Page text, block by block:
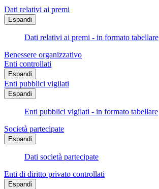
Dati relativi ai premi
Espandi
Dati relativi ai premi - in formato tabellare
Benessere organizzativo
Enti controllati
Espandi
Enti pubblici vigilati
Espandi
Enti pubblici vigilati - in formato tabellare
Società partecipate
Espandi
Dati società partecipate
Enti di diritto privato controllati
Espandi